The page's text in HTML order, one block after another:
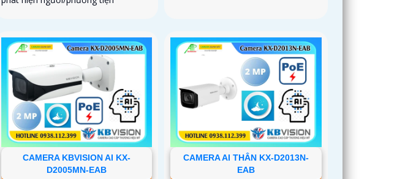
CAMERA KBVISION AI KX-
D2005MN-EAB
CAMERA AI THÂN KX-D2013N-
EAB